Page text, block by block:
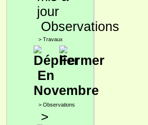
Observations
> Travaux
En
Novembre
> Observations
>